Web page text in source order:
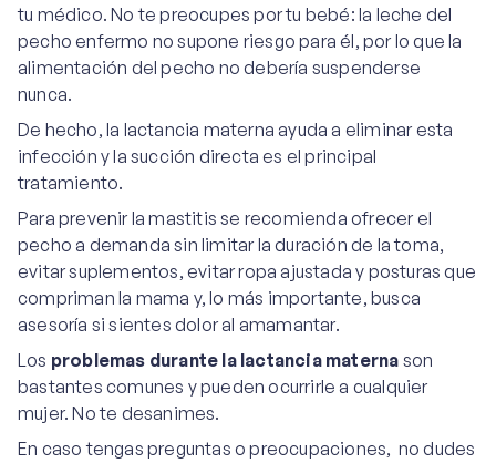
tu médico. No te preocupes por tu bebé: la leche del
pecho enfermo no supone riesgo para él, por lo que la
alimentación del pecho no debería suspenderse
nunca.
De hecho, la lactancia materna ayuda a eliminar esta
infección y la succión directa es el principal
tratamiento.
Para prevenir la mastitis se recomienda ofrecer el
pecho a demanda sin limitar la duración de la toma,
evitar suplementos, evitar ropa ajustada y posturas que
compriman la mama y, lo más importante, busca
asesoría si sientes dolor al amamantar.
Los problemas durante la lactancia materna son
bastantes comunes y pueden ocurrirle a cualquier
mujer. No te desanimes.
En caso tengas preguntas o preocupaciones, no dudes